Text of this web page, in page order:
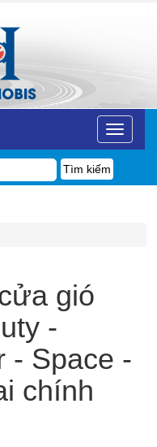
Toggle
gió
-
- Space -
chính